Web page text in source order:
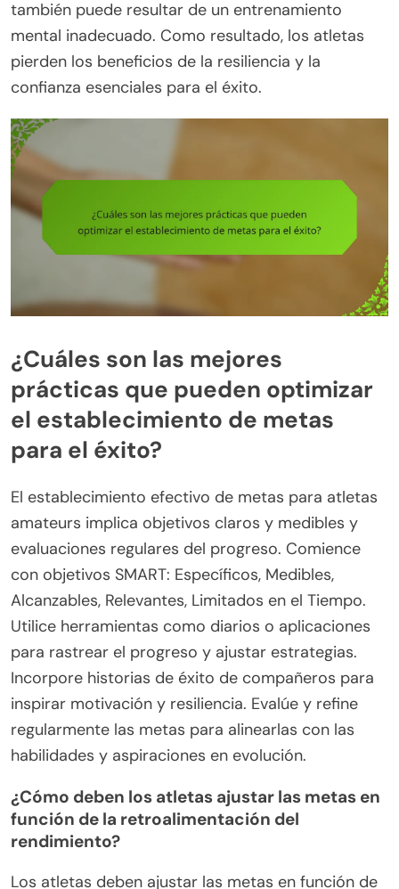
también puede resultar de un entrenamiento
mental inadecuado. Como resultado, los atletas
pierden los beneficios de la resiliencia y la
confianza esenciales para el éxito.
¿Cuáles son las mejores
prácticas que pueden optimizar
el establecimiento de metas
para el éxito?
El establecimiento efectivo de metas para atletas
amateurs implica objetivos claros y medibles y
evaluaciones regulares del progreso. Comience
con objetivos SMART: Específicos, Medibles,
Alcanzables, Relevantes, Limitados en el Tiempo.
Utilice herramientas como diarios o aplicaciones
para rastrear el progreso y ajustar estrategias.
Incorpore historias de éxito de compañeros para
inspirar motivación y resiliencia. Evalúe y refine
regularmente las metas para alinearlas con las
habilidades y aspiraciones en evolución.
¿Cómo deben los atletas ajustar las metas en
función de la retroalimentación del
rendimiento?
Los atletas deben ajustar las metas en función de